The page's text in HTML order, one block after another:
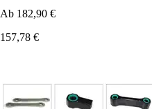
Ab 182,90 €
157,78 €